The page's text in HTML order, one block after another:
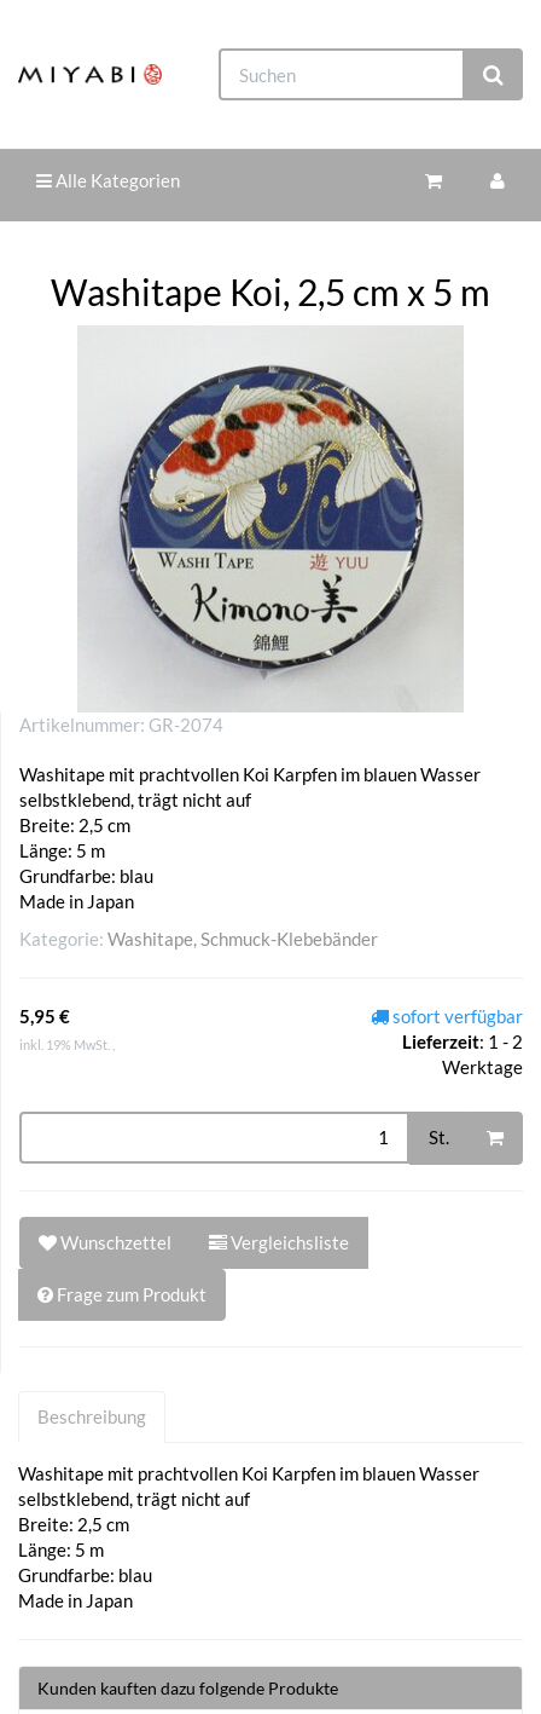
Alle Kategorien
Washitape Koi, 2,5 cm x 5 m
Artikelnummer: GR-2074
Washitape mit prachtvollen Koi Karpfen im blauen Wasser
selbstklebend, trägt nicht auf
Breite: 2,5 cm
Länge: 5 m
Grundfarbe: blau
Made in Japan
Kategorie: Washitape, Schmuck-Klebebänder
5,95 €
inkl. 19% MwSt. ,
sofort verfügbar
Lieferzeit: 1 - 2
Werktage
St.
Wunschzettel Vergleichsliste
Frage zum Produkt
Beschreibung
Washitape mit prachtvollen Koi Karpfen im blauen Wasser
selbstklebend, trägt nicht auf
Breite: 2,5 cm
Länge: 5 m
Grundfarbe: blau
Made in Japan
Kunden kauften dazu folgende Produkte